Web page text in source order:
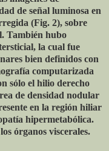
de señal luminosa en
(Fig. 2), sobre
También hubo
la cual fue
bien definidos con
computarizada
sólo el hilio derecho
de densidad nodular
en la región hiliar
hipermetabólica.
órganos viscerales.